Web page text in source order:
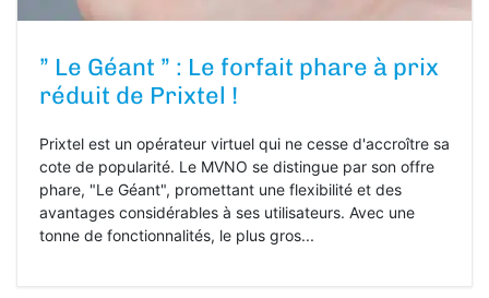
” Le Géant ” : Le forfait phare à prix
réduit de Prixtel !
Prixtel est un opérateur virtuel qui ne cesse d'accroître sa
cote de popularité. Le MVNO se distingue par son offre
phare, "Le Géant", promettant une flexibilité et des
avantages considérables à ses utilisateurs. Avec une
tonne de fonctionnalités, le plus gros...